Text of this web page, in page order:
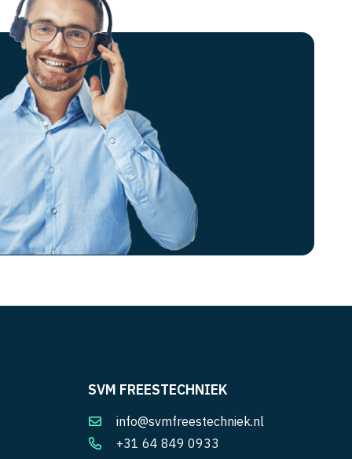
SVM FREESTECHNIEK
info@svmfreestechniek.nl
+31 64 849 0933